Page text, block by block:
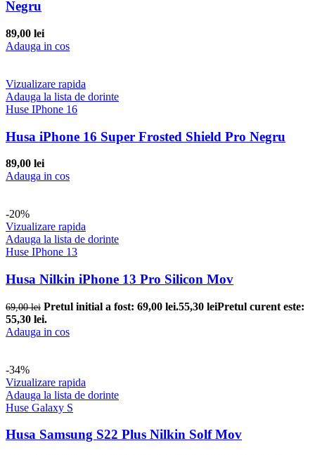
Negru
89,00 lei
Adauga in cos
Vizualizare rapida
Adauga la lista de dorinte
Huse IPhone 16
Husa iPhone 16 Super Frosted Shield Pro Negru
89,00 lei
Adauga in cos
-20%
Vizualizare rapida
Adauga la lista de dorinte
Huse IPhone 13
Husa Nilkin iPhone 13 Pro Silicon Mov
69,00lei Pretul initial a fost: 69,00 lei.55,30 leiPretul curent este:
55,30 lei.
Adauga in cos
-34%
Vizualizare rapida
Adauga la lista de dorinte
Huse Galaxy S
Husa Samsung S22 Plus Nilkin Solf Mov